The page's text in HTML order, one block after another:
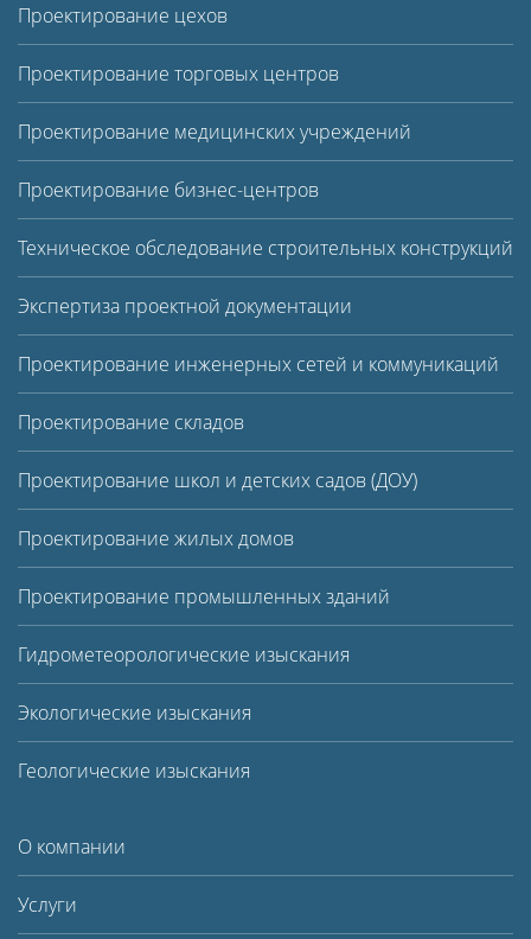
Проектирование цехов
Проектирование торговых центров
Проектирование медицинских учреждений
Проектирование бизнес-центров
Техническое обследование строительных конструкций
Экспертиза проектной документации
Проектирование инженерных сетей и коммуникаций
Проектирование складов
Проектирование школ и детских садов (ДОУ)
Проектирование жилых домов
Проектирование промышленных зданий
Гидрометеорологические изыскания
Экологические изыскания
Геологические изыскания
О компании
Услуги